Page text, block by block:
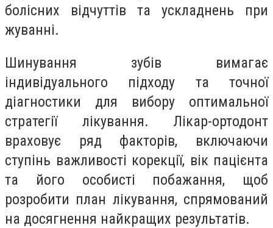
болісних відчуттів та ускладнень при
жуванні.
Шинування зубів вимагає
індивідуального підходу та точної
діагностики для вибору оптимальної
стратегії лікування. Лікар-ортодонт
враховує ряд факторів, включаючи
ступінь важливості корекції, вік пацієнта
та його особисті побажання, щоб
розробити план лікування, спрямований
на досягнення найкращих результатів.